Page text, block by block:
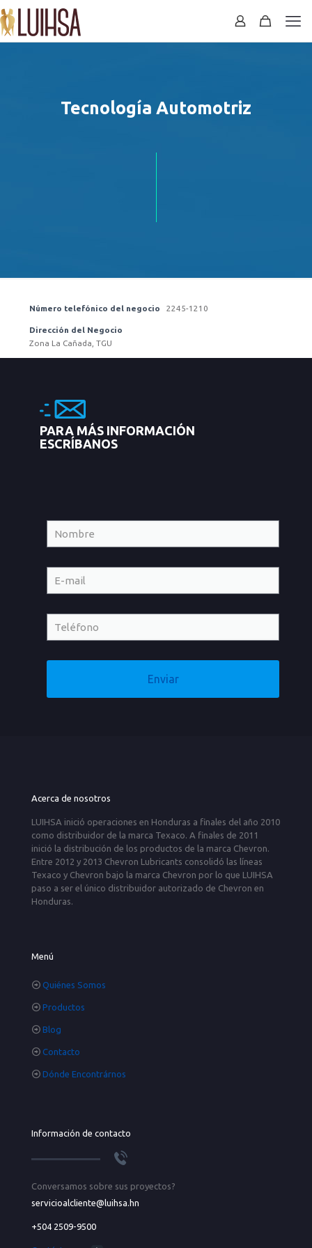
Tecnología Automotriz
Número telefónico del negocio 2245-1210
Dirección del Negocio
Zona La Cañada, TGU
PARA MÁS INFORMACIÓN
ESCRÍBANOS
Acerca de nosotros
LUIHSA inició operaciones en Honduras a finales del año 2010
como distribuidor de la marca Texaco. A finales de 2011
inició la distribución de los productos de la marca Chevron.
Entre 2012 y 2013 Chevron Lubricants consolidó las líneas
Texaco y Chevron bajo la marca Chevron por lo que LUIHSA
paso a ser el único distribuidor autorizado de Chevron en
Honduras.
Menú
Quiénes Somos
Productos
Blog
Contacto
Dónde Encontrárnos
Información de contacto
Conversamos sobre sus proyectos?
servicioalcliente@luihsa.hn
+504 2509-9500